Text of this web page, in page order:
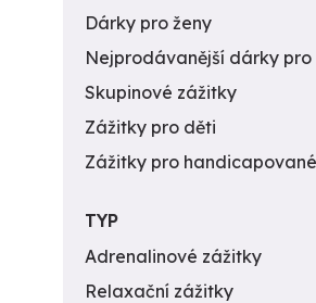
Dárky pro ženy
Nejprodávanější dárky pro
Skupinové zážitky
Zážitky pro děti
Zážitky pro handicapované
TYP
Adrenalinové zážitky
Relaxační zážitky